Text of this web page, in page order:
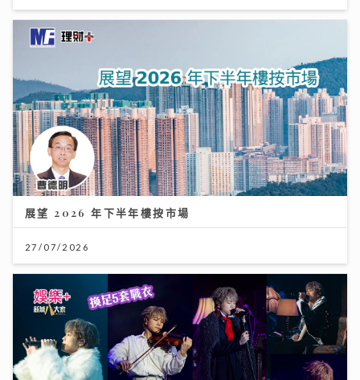
展望 2026 年下半年樓按市場
27/07/2026